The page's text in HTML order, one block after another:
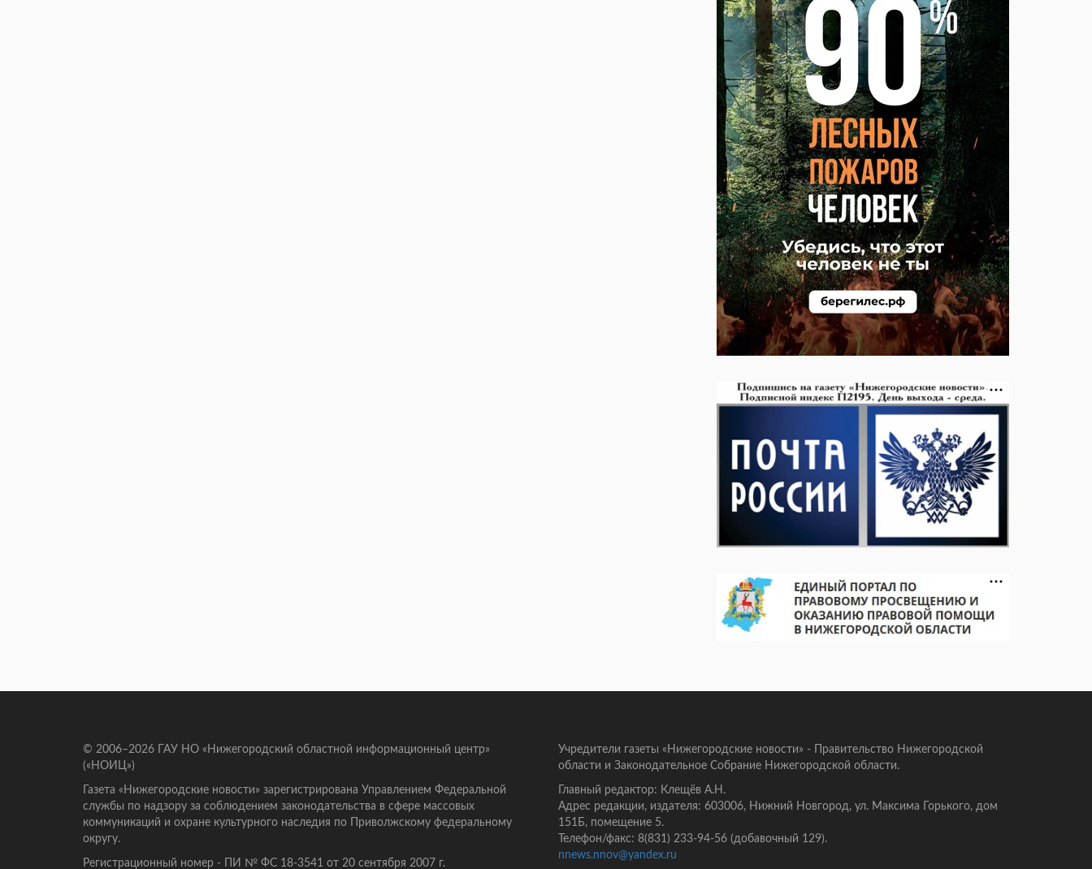
© 2006–2026 ГАУ НО «Нижегородский областной информационный центр»
(«НОИЦ»)
Газета «Нижегородские новости» зарегистрирована Управлением Федеральной
службы по надзору за соблюдением законодательства в сфере массовых
коммуникаций и охране культурного наследия по Приволжскому федеральному
округу.
Регистрационный номер - ПИ № ФС 18-3541 от 20 сентября 2007 г.
Учредители газеты «Нижегородские новости» - Правительство Нижегородской
области и Законодательное Собрание Нижегородской области.
Главный редактор: Клещёв А.Н.
Адрес редакции, издателя: 603006, Нижний Новгород, ул. Максима Горького, дом
151Б, помещение 5.
Телефон/факс: 8(831) 233-94-56 (добавочный 129).
nnews.nnov@yandex.ru